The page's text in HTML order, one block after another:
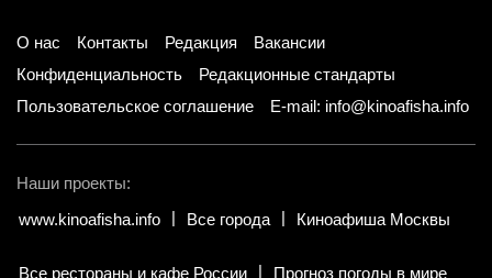
О нас Контакты Редакция
Вакансии
Конфиденциальность
Редакционные стандарты
Пользовательское соглашение
E-mail: info@kinoafisha.info
Наши проекты:
www.kinoafisha.info
Все города Киноафиша Москвы
Все рестораны и кафе России Прогноз погоды в мире